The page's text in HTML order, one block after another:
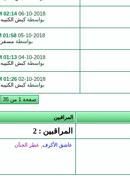
06-10-2018
02:14 AM
بواسطةكبش الكتيبه
05-10-2018
01:58 PM
بواسطة مسفر
04-10-2018
01:13 AM
بواسطةكبش الكتيبه
02-10-2018
01:26 AM
بواسطةكبش الكتيبه
صفحة 1 من 35
المراقبين
المراقبين : 2
عاشق الأكرف عطر الجنآن